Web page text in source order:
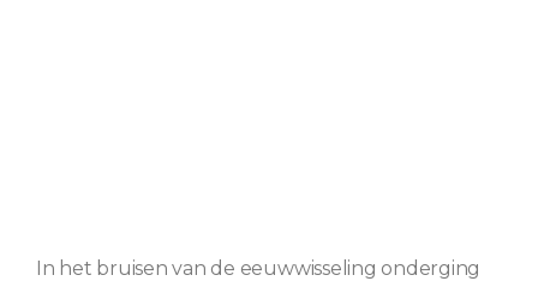
In het bruisen van de eeuwwisseling onderging